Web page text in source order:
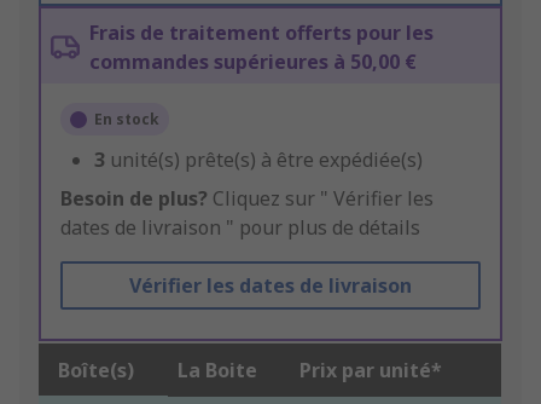
Frais de traitement offerts pour les
commandes supérieures à 50,00 €
En stock
3 unité(s) prête(s) à être expédiée(s)
Besoin de plus? Cliquez sur " Vérifier les
dates de livraison " pour plus de détails
Vérifier les dates de livraison
Boîte(s) La Boite Prix par unité*